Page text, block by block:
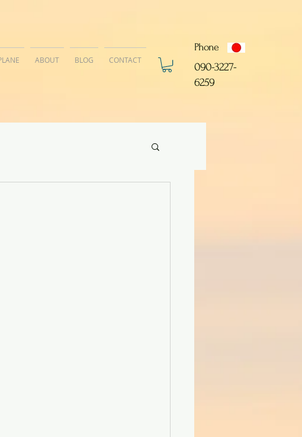
​090-3227-
6259
Phone
ABOUT BLOG CONTACT